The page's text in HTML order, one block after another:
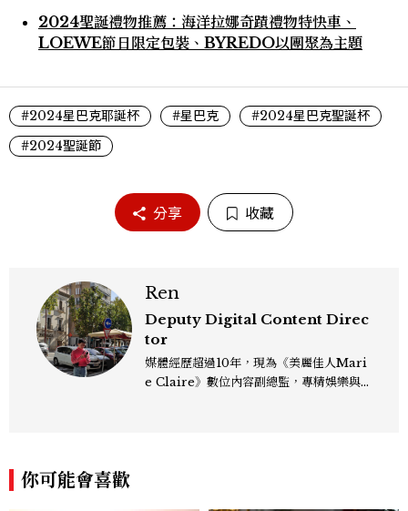
2024聖誕禮物推薦：海洋拉娜奇蹟禮物特快車、
LOEWE節日限定包裝、BYREDO以團聚為主題
#2024星巴克耶誕杯 #星巴克
#2024星巴克聖誕杯
#2024聖誕節
分享 收藏
Ren
Deputy Digital Content Direc
tor
媒體經歷超過10年，現為《美麗佳人Mari
e Claire》數位內容副總監，專精娛樂與
你可能會喜歡